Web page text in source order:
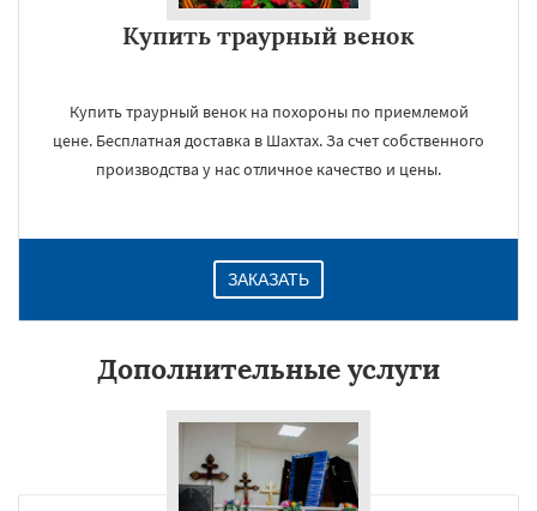
Купить траурный венок
Купить траурный венок на похороны по приемлемой
цене. Бесплатная доставка в Шахтах. За счет собственного
производства у нас отличное качество и цены.
ЗАКАЗАТЬ
Дополнительные услуги